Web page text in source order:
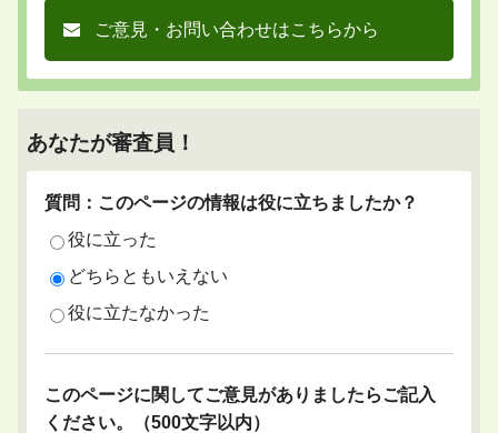
ご意見・お問い合わせはこちらから
あなたが審査員！
質問：このページの情報は役に立ちましたか？
役に立った
どちらともいえない
役に立たなかった
このページに関してご意見がありましたらご記入
ください。（500文字以内）